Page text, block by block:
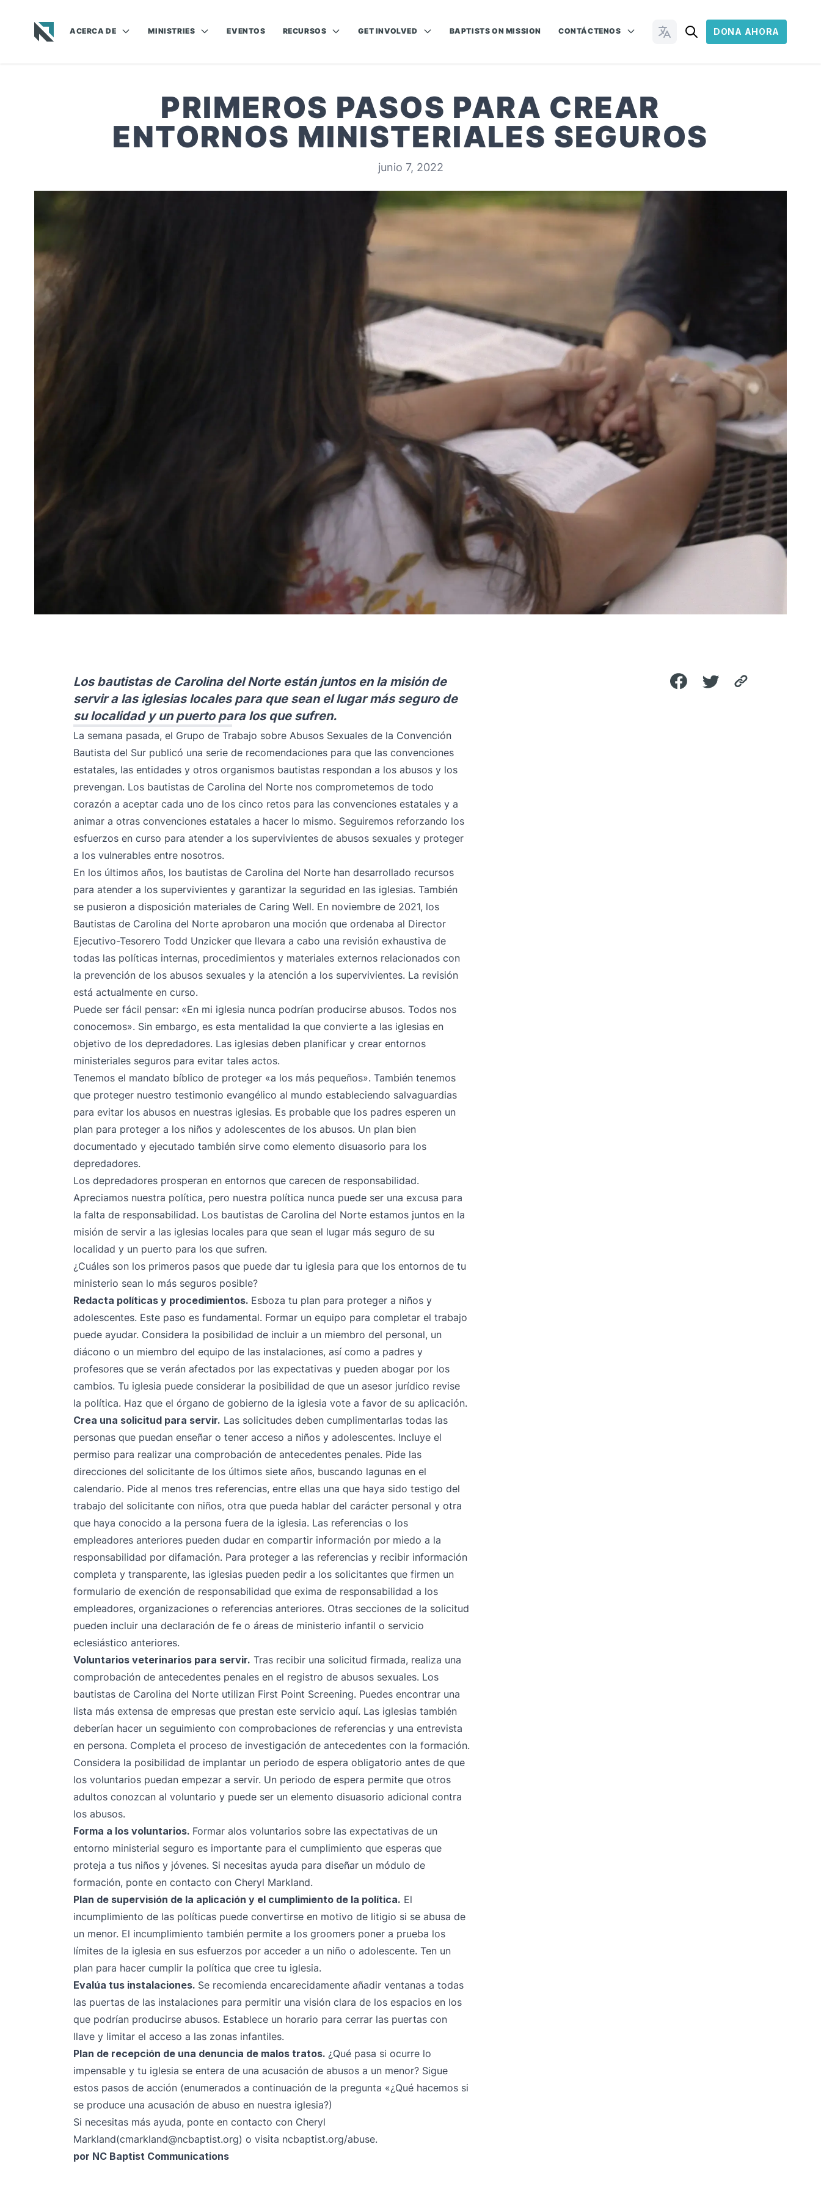
ACERCA DE MINISTRIES EVENTOS RECURSOS GET INVOLVED BAPTISTS ON MISSION CONTÁCTENOS Cambiar idiomaDONA AHORA
PRIMEROS PASOS PARA CREAR
ENTORNOS MINISTERIALES SEGUROS
junio 7, 2022
Los bautistas de Carolina del Norte están juntos en la misión de
servir a las iglesias locales para que sean el lugar más seguro de
su localidad y un puerto para los que sufren.
La semana pasada, el Grupo de Trabajo sobre Abusos Sexuales de la Convención
Bautista del Sur publicó una serie de recomendaciones para que las convenciones
estatales, las entidades y otros organismos bautistas respondan a los abusos y los
prevengan. Los bautistas de Carolina del Norte nos comprometemos de todo
corazón a aceptar cada uno de los cinco retos para las convenciones estatales y a
animar a otras convenciones estatales a hacer lo mismo. Seguiremos reforzando los
esfuerzos en curso para atender a los supervivientes de abusos sexuales y proteger
a los vulnerables entre nosotros.
En los últimos años, los bautistas de Carolina del Norte han desarrollado recursos
para atender a los supervivientes y garantizar la seguridad en las iglesias. También
se pusieron a disposición materiales de Caring Well. En noviembre de 2021, los
Bautistas de Carolina del Norte aprobaron una moción que ordenaba al Director
Ejecutivo-Tesorero Todd Unzicker que llevara a cabo una revisión exhaustiva de
todas las políticas internas, procedimientos y materiales externos relacionados con
la prevención de los abusos sexuales y la atención a los supervivientes. La revisión
está actualmente en curso.
Puede ser fácil pensar: «En mi iglesia nunca podrían producirse abusos. Todos nos
conocemos». Sin embargo, es esta mentalidad la que convierte a las iglesias en
objetivo de los depredadores. Las iglesias deben planificar y crear entornos
ministeriales seguros para evitar tales actos.
Tenemos el mandato bíblico de proteger «a los más pequeños». También tenemos
que proteger nuestro testimonio evangélico al mundo estableciendo salvaguardias
para evitar los abusos en nuestras iglesias. Es probable que los padres esperen un
plan para proteger a los niños y adolescentes de los abusos. Un plan bien
documentado y ejecutado también sirve como elemento disuasorio para los
depredadores.
Los depredadores prosperan en entornos que carecen de responsabilidad.
Apreciamos nuestra política, pero nuestra política nunca puede ser una excusa para
la falta de responsabilidad. Los bautistas de Carolina del Norte estamos juntos en la
misión de servir a las iglesias locales para que sean el lugar más seguro de su
localidad y un puerto para los que sufren.
¿Cuáles son los primeros pasos que puede dar tu iglesia para que los entornos de tu
ministerio sean lo más seguros posible?
Redacta políticas y procedimientos. Esboza tu plan para proteger a niños y
adolescentes. Este paso es fundamental. Formar un equipo para completar el trabajo
puede ayudar. Considera la posibilidad de incluir a un miembro del personal, un
diácono o un miembro del equipo de las instalaciones, así como a padres y
profesores que se verán afectados por las expectativas y pueden abogar por los
cambios. Tu iglesia puede considerar la posibilidad de que un asesor jurídico revise
la política. Haz que el órgano de gobierno de la iglesia vote a favor de su aplicación.
Crea una solicitud para servir. Las solicitudes deben cumplimentarlas todas las
personas que puedan enseñar o tener acceso a niños y adolescentes. Incluye el
permiso para realizar una comprobación de antecedentes penales. Pide las
direcciones del solicitante de los últimos siete años, buscando lagunas en el
calendario. Pide al menos tres referencias, entre ellas una que haya sido testigo del
trabajo del solicitante con niños, otra que pueda hablar del carácter personal y otra
que haya conocido a la persona fuera de la iglesia. Las referencias o los
empleadores anteriores pueden dudar en compartir información por miedo a la
responsabilidad por difamación. Para proteger a las referencias y recibir información
completa y transparente, las iglesias pueden pedir a los solicitantes que firmen un
formulario de exención de responsabilidad que exima de responsabilidad a los
empleadores, organizaciones o referencias anteriores. Otras secciones de la solicitud
pueden incluir una declaración de fe o áreas de ministerio infantil o servicio
eclesiástico anteriores.
Voluntarios veterinarios para servir. Tras recibir una solicitud firmada, realiza una
comprobación de antecedentes penales en el registro de abusos sexuales. Los
bautistas de Carolina del Norte utilizan First Point Screening. Puedes encontrar una
lista más extensa de empresas que prestan este servicio aquí. Las iglesias también
deberían hacer un seguimiento con comprobaciones de referencias y una entrevista
en persona. Completa el proceso de investigación de antecedentes con la formación.
Considera la posibilidad de implantar un periodo de espera obligatorio antes de que
los voluntarios puedan empezar a servir. Un periodo de espera permite que otros
adultos conozcan al voluntario y puede ser un elemento disuasorio adicional contra
los abusos.
Forma a los voluntarios. Formar alos voluntarios sobre las expectativas de un
entorno ministerial seguro es importante para el cumplimiento que esperas que
proteja a tus niños y jóvenes. Si necesitas ayuda para diseñar un módulo de
formación, ponte en contacto con Cheryl Markland.
Plan de supervisión de la aplicación y el cumplimiento de la política. El
incumplimiento de las políticas puede convertirse en motivo de litigio si se abusa de
un menor. El incumplimiento también permite a los groomers poner a prueba los
límites de la iglesia en sus esfuerzos por acceder a un niño o adolescente. Ten un
plan para hacer cumplir la política que cree tu iglesia.
Evalúa tus instalaciones. Se recomienda encarecidamente añadir ventanas a todas
las puertas de las instalaciones para permitir una visión clara de los espacios en los
que podrían producirse abusos. Establece un horario para cerrar las puertas con
llave y limitar el acceso a las zonas infantiles.
Plan de recepción de una denuncia de malos tratos. ¿Qué pasa si ocurre lo
impensable y tu iglesia se entera de una acusación de abusos a un menor? Sigue
estos pasos de acción (enumerados a continuación de la pregunta «¿Qué hacemos si
se produce una acusación de abuso en nuestra iglesia?)
Si necesitas más ayuda, ponte en contacto con Cheryl
Markland(cmarkland@ncbaptist.org) o visita ncbaptist.org/abuse.
por NC Baptist Communications